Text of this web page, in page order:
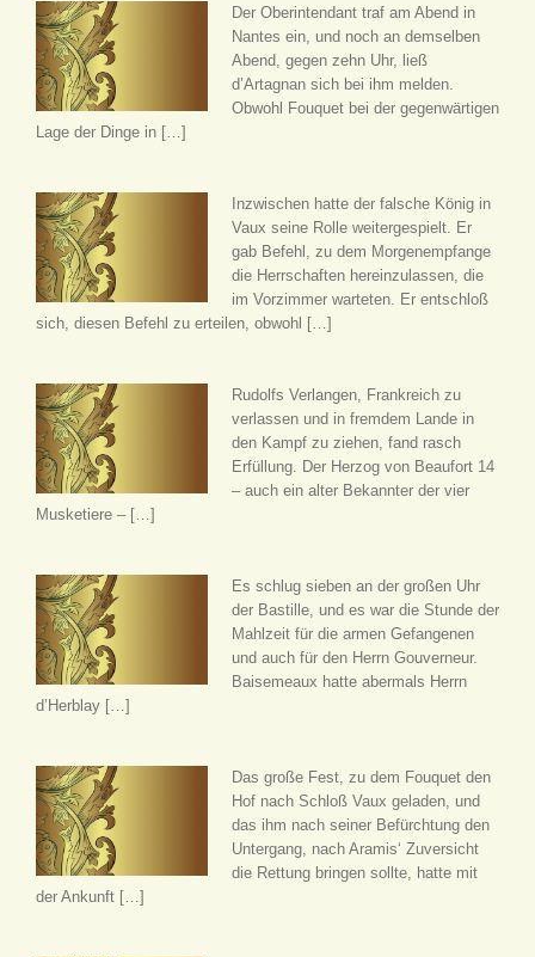
Der Oberintendant traf am Abend in
Nantes ein, und noch an demselben
Abend, gegen zehn Uhr, ließ
d’Artagnan sich bei ihm melden.
Obwohl Fouquet bei der gegenwärtigen
Lage der Dinge in […]
Inzwischen hatte der falsche König in
Vaux seine Rolle weitergespielt. Er
gab Befehl, zu dem Morgenempfange
die Herrschaften hereinzulassen, die
im Vorzimmer warteten. Er entschloß
sich, diesen Befehl zu erteilen, obwohl […]
Rudolfs Verlangen, Frankreich zu
verlassen und in fremdem Lande in
den Kampf zu ziehen, fand rasch
Erfüllung. Der Herzog von Beaufort 14
– auch ein alter Bekannter der vier
Musketiere – […]
Es schlug sieben an der großen Uhr
der Bastille, und es war die Stunde der
Mahlzeit für die armen Gefangenen
und auch für den Herrn Gouverneur.
Baisemeaux hatte abermals Herrn
d’Herblay […]
Das große Fest, zu dem Fouquet den
Hof nach Schloß Vaux geladen, und
das ihm nach seiner Befürchtung den
Untergang, nach Aramis‘ Zuversicht
die Rettung bringen sollte, hatte mit
der Ankunft […]